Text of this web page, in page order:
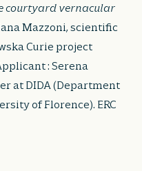
courtyard vernacular
Mazzoni, scientific
Curie project
: Serena
at DIDA (Department
of Florence). ERC